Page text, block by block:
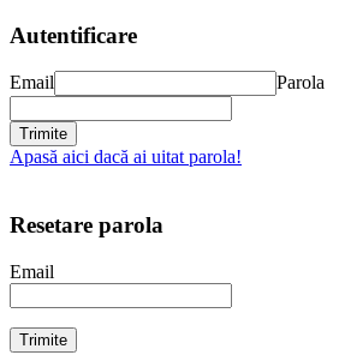
Autentificare
Email Parola
Apasă aici dacă ai uitat parola!
Resetare parola
Email